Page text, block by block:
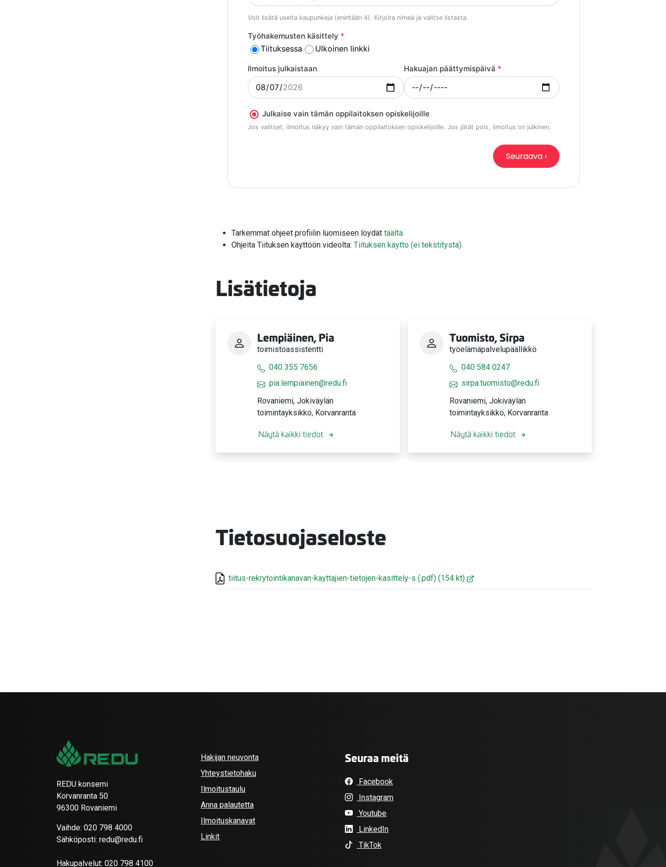
Tarkemmat ohjeet profiilin luomiseen löydät täältä.
Ohjeita Tiituksen käyttöön videolta: Tiituksen käytto (ei tekstitystä).
Lisätietoja
Lempiäinen, Pia
toimistoassistentti
040 355 7656
pia.lempiainen@redu.fi
Rovaniemi, Jokiväylän
toimintayksikkö, Korvanranta
Näytä kaikki tiedot
Tuomisto, Sirpa
työelämäpalvelupäällikkö
040 584 0247
sirpa.tuomisto@redu.fi
Rovaniemi, Jokiväylän
toimintayksikkö, Korvanranta
Näytä kaikki tiedot
Tietosuojaseloste
tiitus-rekrytointikanavan-kayttajien-tietojen-kasittely-s (.pdf) (154 kt)
REDU konserni
Korvanranta 50
96300 Rovaniemi
Vaihde: 020 798 4000
Sähköposti: redu@redu.fi
Hakupalvelut: 020 798 4100
Hakijan neuvonta
Yhteystietohaku
Ilmoitustaulu
Anna palautetta
Ilmoituskanavat
Linkit
Seuraa meitä
Facebook
Instagram
Youtube
LinkedIn
TikTok